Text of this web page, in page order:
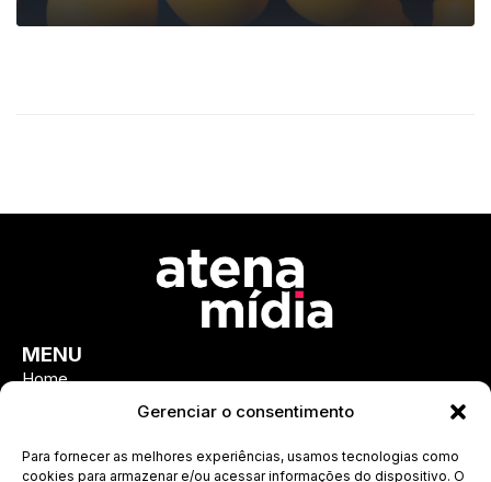
Gerenciar o consentimento
Para fornecer as melhores experiências, usamos tecnologias como
cookies para armazenar e/ou acessar informações do dispositivo. O
MENU
Home
Serviços